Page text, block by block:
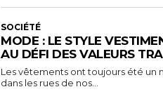
SOCIÉTÉ
MODE : LE STYLE
AU DÉFI DES VALEURS
Les vêtements ont toujours été un
dans les rues de nos...